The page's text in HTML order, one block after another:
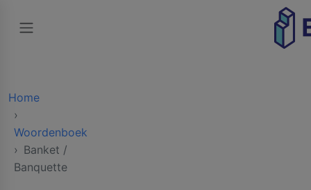
Home
Woordenboek
Banket /
Banquette